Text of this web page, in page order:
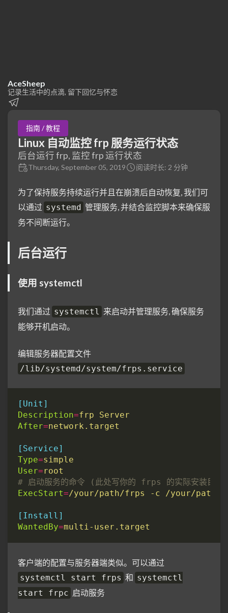
AceSheep
记录生活中的点滴, 留下回忆与怀恋
指南 / 教程
Linux 自动监控 frp 服务运行状态
后台运行 frp, 监控 frp 运行状态
Thursday, September 05, 2019 阅读时长: 2 分钟
为了保持服务持续运行并且在崩溃后自动恢复, 我们可
以通过 systemd 管理服务, 并结合监控脚本来确保服
务不间断运行。
后台运行
使用 systemctl
我们通过 systemctl 来启动并管理服务, 确保服务
能够开机启动。
编辑服务器配置文件
/lib/systemd/system/frps.service
[Unit]
Description=frp Server
After=network.target
[Service]
Type=simple
User=root
# 启动服务的命令 (此处写你的 frps 的实际安装目录)
ExecStart=/your/path/frps -c /your/path/
[Install]
WantedBy=multi-user.target
客户端的配置与服务器端类似。可以通过
systemctl start frps 和 systemctl
start frpc 启动服务